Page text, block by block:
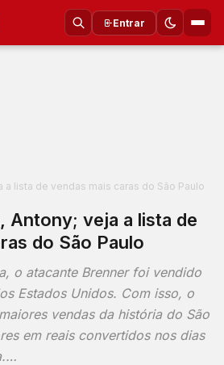
Entrar
a lista de vendas mais caras do São Paulo
Antony; veja a lista de
do São Paulo
o atacante Brenner foi vendido
Estados Unidos. Com isso, o
vendas da história do São
em reais convertidos nos dias